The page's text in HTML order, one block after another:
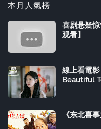
本月人氣榜
喜剧悬疑
观看】
線上看電
Beautiful
《东北喜